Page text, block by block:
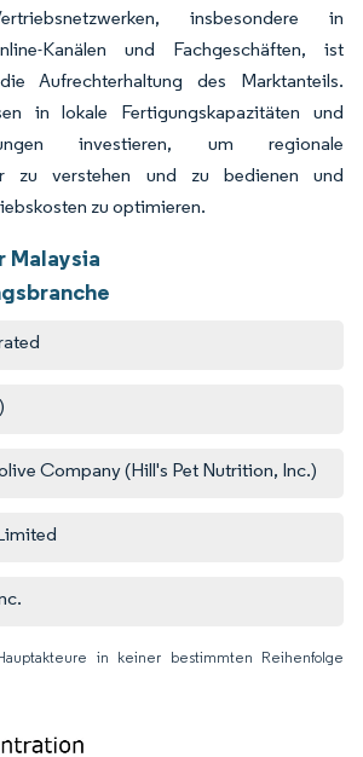
insbesondere in
Kanälen und Fachgeschäften, ist
Aufrechterhaltung des Marktanteils.
in lokale Fertigungskapazitäten und
investieren, um regionale
zu verstehen und zu bedienen und
zu optimieren.
Malaysia
Company (Hill's Pet Nutrition, Inc.)
Hauptakteure in keiner bestimmten Reihenfolge